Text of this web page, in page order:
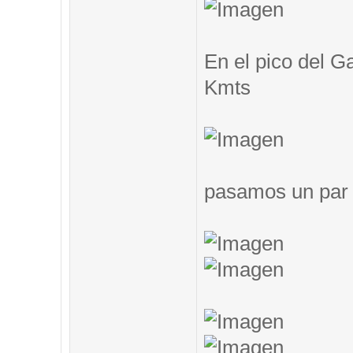
En el pico del
Kmts
pasamos un